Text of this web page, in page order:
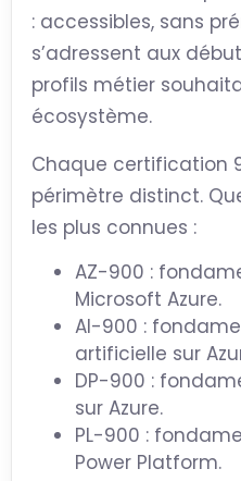
: accessibles, sans
s’adressent aux
profils métier
écosystème.
Chaque certification
périmètre distinct.
les plus connues :
AZ-900 :
Microsoft Azure.
AI-900 :
artificielle sur
DP-900 :
sur Azure.
PL-900 :
Power Platform.